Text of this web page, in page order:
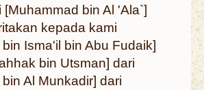
[Muhammad bin Al 'Ala`]
kepada kami
Isma'il bin Abu Fudaik]
bin Utsman] dari
Al Munkadir] dari